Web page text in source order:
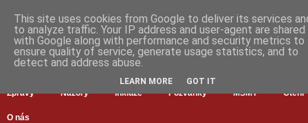
Zprávy Názory Inkluze Pozvánky MŠMT Čtení
O nás
This site uses cookies from Google to deliver its services
to analyze traffic. Your IP address and user-agent are shared
with Google along with performance and security metrics to
ensure quality of service, generate usage statistics, and to
detect and address abuse.
LEARN MORE GOT IT